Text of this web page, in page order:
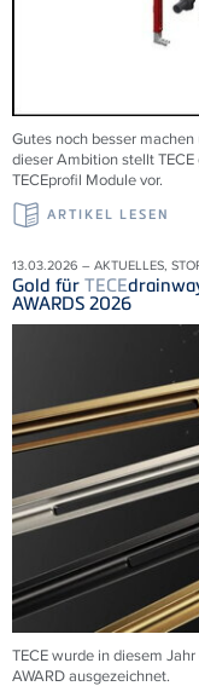
Gutes noch besser
dieser Ambition stellt
TECEprofil Module vor.
ARTIKEL LESEN
13.03.2026 – AKTUELLES,
Gold für TECE
AWARDS 2026
TECE wurde in diesem
AWARD ausgezeichnet.